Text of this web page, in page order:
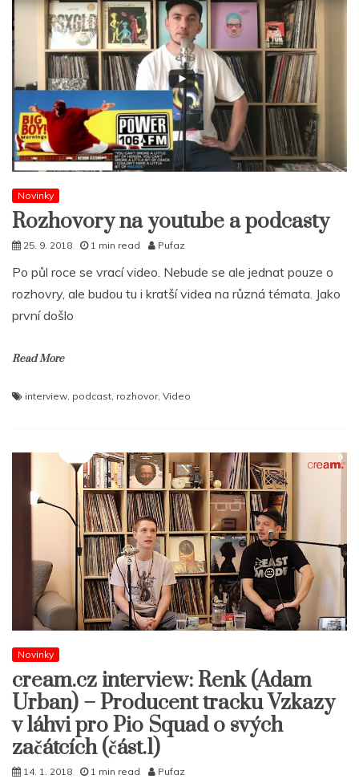
Novinky
Rozhovory na youtube a podcasty
25. 9. 2018 1 min read Pufaz
Po půl roce se vrací video. Nebude se ale jednat pouze o
rozhovry, ale budou tu i kratší videa na různá témata. Jako
první došlo
Read More
interview podcast rozhovor, Video
Novinky
cream.cz interview: Renk (Adam
Urban) – Producent tracku Vzkazy
v láhvi pro Pio Squad o svých
začátcích (část.1)
14. 1. 2018 1 min read Pufaz